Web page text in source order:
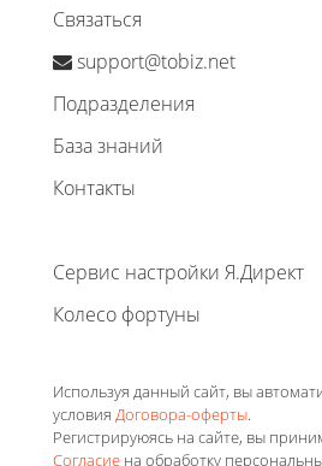
Связаться
support@tobiz.net
Подразделения
База знаний
Контакты
Сервис настройки Я.Директ
Колесо фортуны
Используя данный сайт, вы
условия Договора-оферты.
Регистрируюясь на сайте, вы
Согласие на обработку